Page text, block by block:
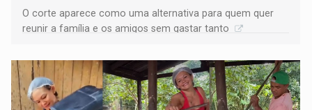
O corte aparece como uma alternativa para quem quer
reunir a família e os amigos sem gastar tanto